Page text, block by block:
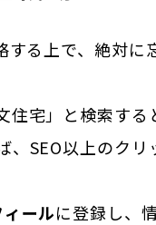
する上で、絶対に
住宅」と検索す
SEO以上のクリ
ールに登録し、